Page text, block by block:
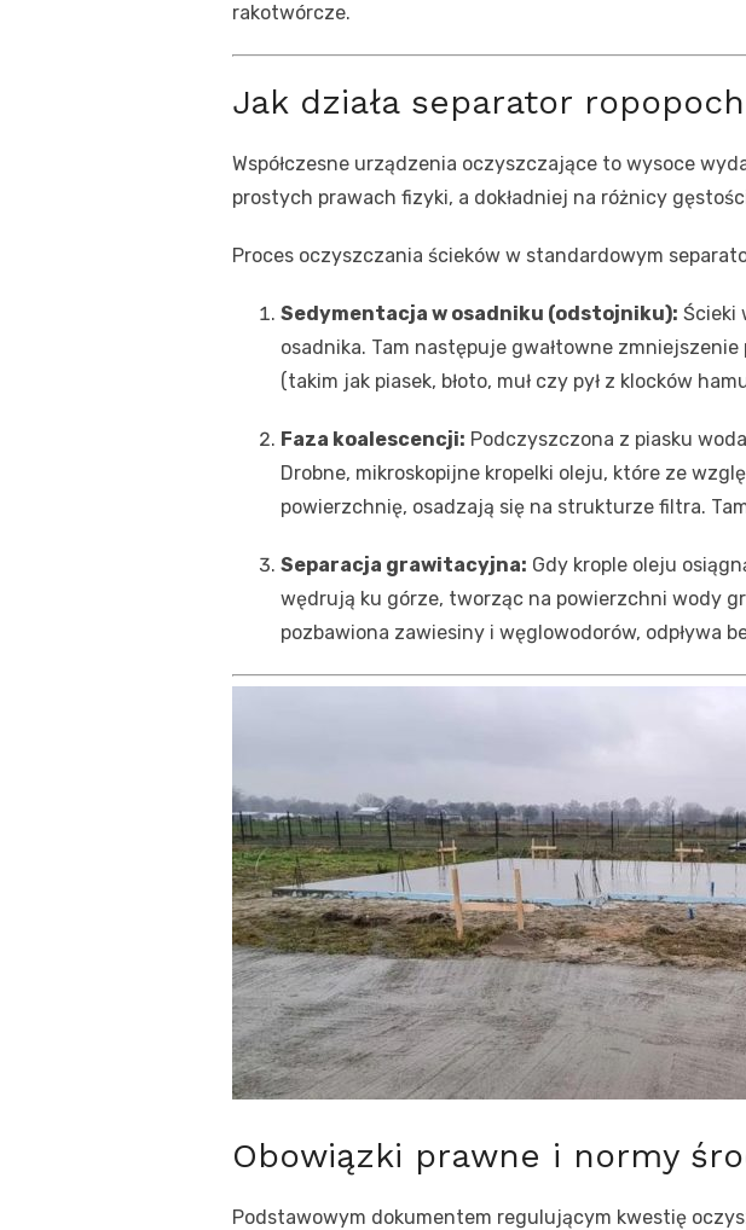
rakotwórcze.
Jak działa separator
Współczesne urządzenia oczyszczające to wysoce
prostych prawach fizyki, a dokładniej na różnicy
Proces oczyszczania ścieków w standardowym
Sedymentacja w osadniku (odstojniku): Ścieki
osadnika. Tam następuje gwałtowne
(takim jak piasek, błoto, muł czy pył z klocków
Faza koalescencji: Podczyszczona z piasku
Drobne, mikroskopijne kropelki oleju, które ze
powierzchnię, osadzają się na strukturze filtra.
Separacja grawitacyjna: Gdy krople oleju
wędrują ku górze, tworząc na powierzchni wody
pozbawiona zawiesiny i węglowodorów, odpływa
Obowiązki prawne i normy
Podstawowym dokumentem regulującym kwestię